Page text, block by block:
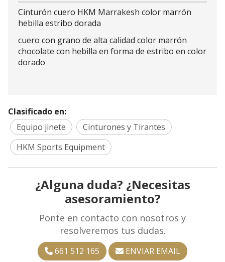
Cinturón cuero HKM Marrakesh color marrón
hebilla estribo dorada
cuero con grano de alta calidad color marrón
chocolate con hebilla en forma de estribo en color
dorado
Clasificado en:
Equipo jinete
Cinturones y Tirantes
HKM Sports Equipment
¿Alguna duda? ¿Necesitas
asesoramiento?
Ponte en contacto con nosotros y
resolveremos tus dudas.
661 512 165 ENVIAR EMAIL